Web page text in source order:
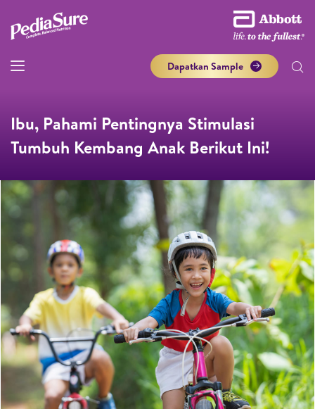
Dapatkan Sample
Ibu, Pahami Pentingnya Stimulasi
Tumbuh Kembang Anak Berikut Ini!